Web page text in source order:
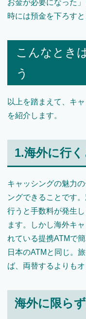
お金が必要になった
時には預金を下ろす
こんなとき
う
以上を踏まえて、キ
を紹介します。
1.海外に行く
キャッシングの魅力
ングできることです
行うと手数料が発生
ます。しかし海外キ
れている提携ATMで
日本のATMと同じ。
ば、両替するよりも
海外に限ら